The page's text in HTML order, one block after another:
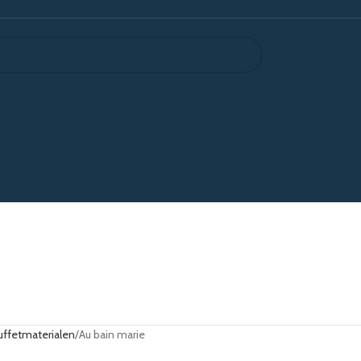
Au bain marie